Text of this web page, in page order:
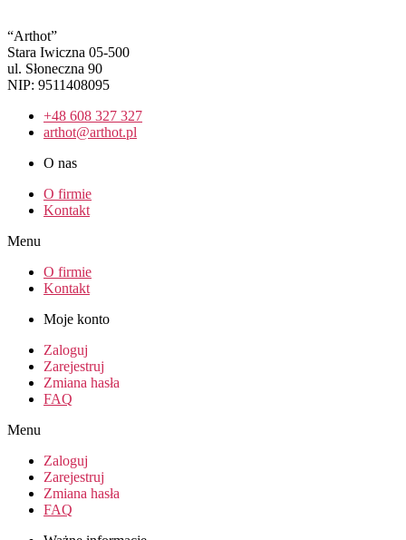
“Arthot”
Stara Iwiczna 05-500
ul. Słoneczna 90
NIP: 9511408095
+48 608 327 327
arthot@arthot.pl
O nas
O firmie
Kontakt
Menu
O firmie
Kontakt
Moje konto
Zaloguj
Zarejestruj
Zmiana hasła
FAQ
Menu
Zaloguj
Zarejestruj
Zmiana hasła
FAQ